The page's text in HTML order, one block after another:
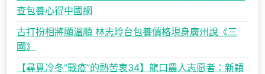
查包養心得中國網
古打扮相將顯溫順 林志玲台包養價格現身廣州說《三
國》
【尋覓冷冬“戰疫”的熱苦衷34】龍口農人志愿者：新穎